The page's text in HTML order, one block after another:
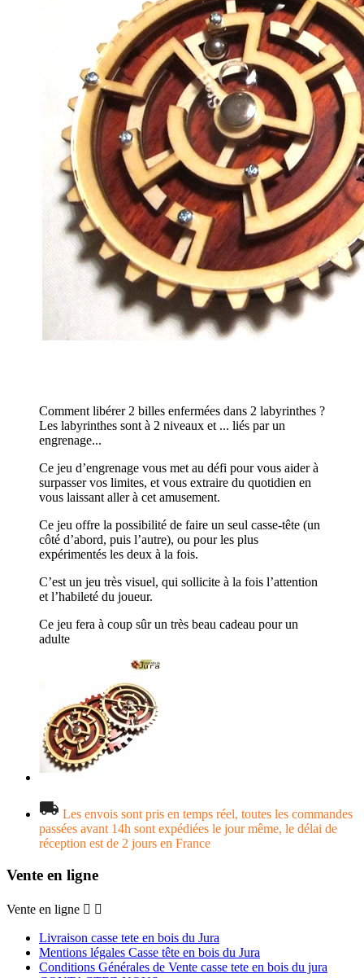
Comment libérer 2 billes enfermées dans 2 labyrinthes ?
Les labyrinthes sont à 2 niveaux et ... liés par un
engrenage...
Ce jeu d’engrenage vous met au défi pour vous aider à
surpasser vos limites, et vous extraire du quotidien en
vous laissant aller à cet amusement.
Ce jeu offre la possibilité de faire un seul casse-tête (un
côté d’abord, puis l’autre), ou pour les plus
expérimentés les deux à la fois.
C’est un jeu très visuel, qui sollicite à la fois l’attention
et l’habileté du joueur.
Ce jeu fera à coup sûr un très beau cadeau pour un
adulte
Les envois sont pris en temps réel, toutes les commandes
passées avant 14h sont expédiées le jour même, le délai de
réception est de 2 jours en France
Vente en ligne
Vente en ligne  
Livraison casse tete en bois du Jura
Mentions légales Casse tête en bois du Jura
Conditions Générales de Vente casse tete en bois du jura